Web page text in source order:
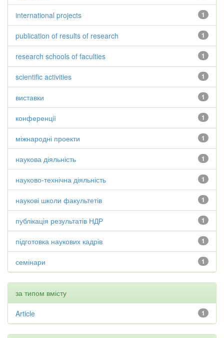
1
international projects
1
publication of results of research
1
research schools of faculties
1
scientific activities
1
виставки
1
конференції
1
міжнародні проекти
1
наукова діяльність
1
науково-технічна діяльність
1
наукові школи факультетів
1
публікація результатів НДР
1
підготовка наукових кадрів
1
семінари
за типом вмісту
1
Article